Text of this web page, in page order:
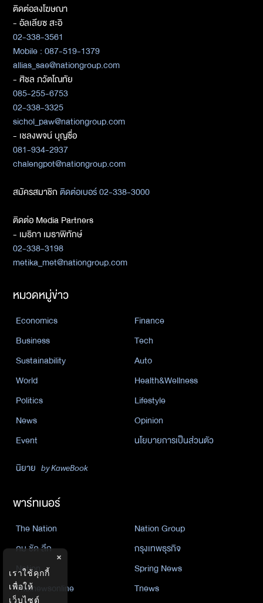
ติดต่อลงโฆษณา
- อัลเลียซ สะอิ
02-338-3561
Mobile : 087-519-1379
allias_sae@nationgroup.com
- ศิชล ภวัตโณทัย
085-255-6753
02-338-3325
sichol_paw@nationgroup.com
- เชลงพจน์ บุญซื่อ
081-934-2937
chalengpot@nationgroup.com
สมัครสมาชิกติดต่อเบอร์ 02-338-3000
ติดต่อ Media Partners
- เมธิกา เมธาพิทักษ์
02-338-3198
metika_met@nationgroup.com
หมวดหมู่ข่าว
Economics
Finance
Business
Tech
Sustainability
Auto
World
Health&Wellness
Politics
Lifestyle
News
Opinion
Event
นโยบายการเป็นส่วนตัว
นิยาย by KaweBook
พาร์ทเนอร์
The Nation
Nation Group
คม ชัด ลึก
กรุงเทพธุรกิจ
Nation
Spring News
Thainewsonline
Tnews
×
เราใช้คุกกี้
เพื่อให้
เว็บไซต์